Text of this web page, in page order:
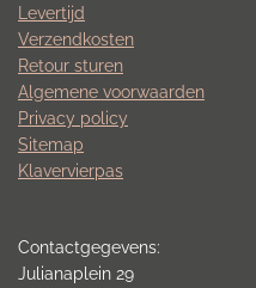
Levertijd
Verzendkosten
Retour sturen
Algemene voorwaarden
Privacy policy
Sitemap
Klavervierpas
Contactgegevens:
Julianaplein 29